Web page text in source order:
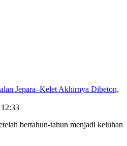
Jepara–Kelet Akhirnya Dibeton,
bertahun-tahun menjadi keluhan